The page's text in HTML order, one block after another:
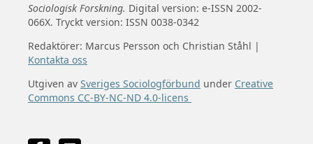
Sociologisk Forskning. Digital version: e-ISSN 2002-
066X. Tryckt version: ISSN 0038-0342
Redaktörer: Marcus Persson och Christian Ståhl |
Kontakta oss
Utgiven av Sveriges Sociologförbund under Creative
Commons CC-BY-NC-ND 4.0-licens